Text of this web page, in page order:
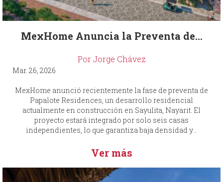
MexHome Anuncia la Preventa de...
Por Jorge Chávez
Mar. 26, 2026
MexHome anunció recientemente la fase de preventa de
Papalote Residences, un desarrollo residencial
actualmente en construcción en Sayulita, Nayarit. El
proyecto estará integrado por solo seis casas
independientes, lo que garantiza baja densidad y...
Ver más